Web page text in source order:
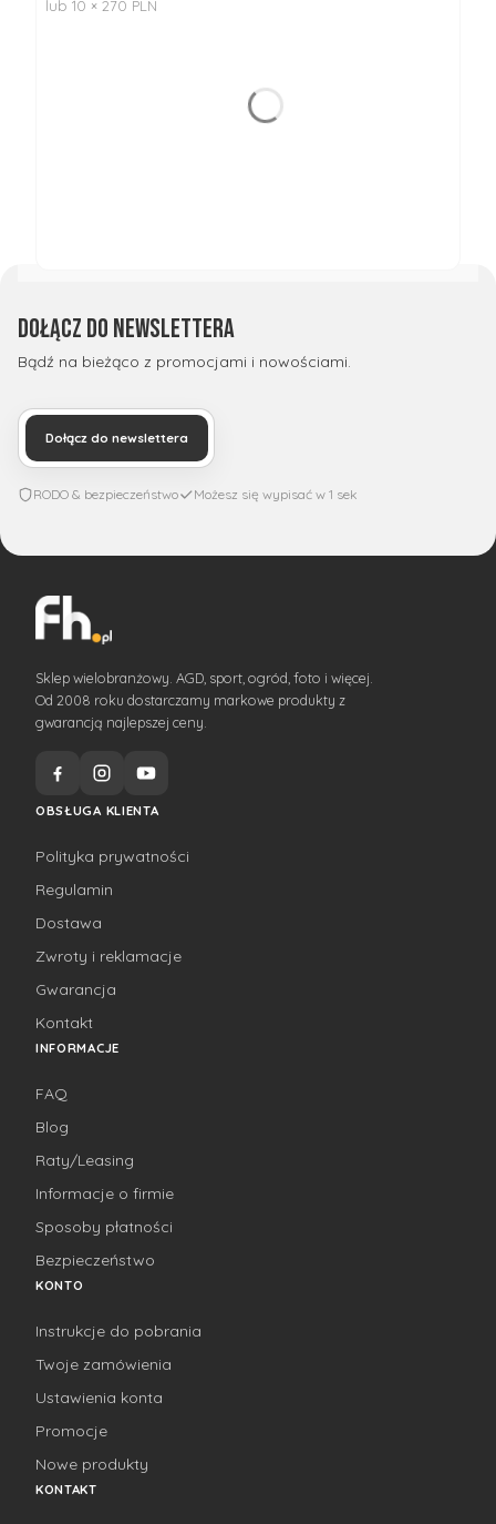
lub 10 × 270 PLN
Dołącz do newslettera
Bądź na bieżąco z promocjami i nowościami.
Dołącz do newslettera
RODO & bezpieczeństwo Możesz się wypisać w 1 sek
Sklep wielobranżowy. AGD, sport, ogród, foto i więcej.
Od 2008 roku dostarczamy markowe produkty z
gwarancją najlepszej ceny.
OBSŁUGA KLIENTA
Polityka prywatności
Regulamin
Dostawa
Zwroty i reklamacje
Gwarancja
Kontakt
INFORMACJE
FAQ
Blog
Raty/Leasing
Informacje o firmie
Sposoby płatności
Bezpieczeństwo
KONTO
Instrukcje do pobrania
Twoje zamówienia
Ustawienia konta
Promocje
Nowe produkty
KONTAKT